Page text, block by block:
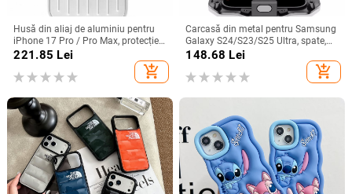
Husă din aliaj de aluminiu pentru
iPhone 17 Pro / Pro Max, protecție
anti-cădere, închidere magnetică,
turnare prin injecție, posibilitate de
personalizare
221.85 Lei
add_shopping_cart
Carcasă din metal pentru Samsung
Galaxy S24/S23/S25 Ultra, spate,
prelucrată, personalizabilă, disipare
căldură, anti-cadere, anti-amprentă
148.68 Lei
add_shopping_cart